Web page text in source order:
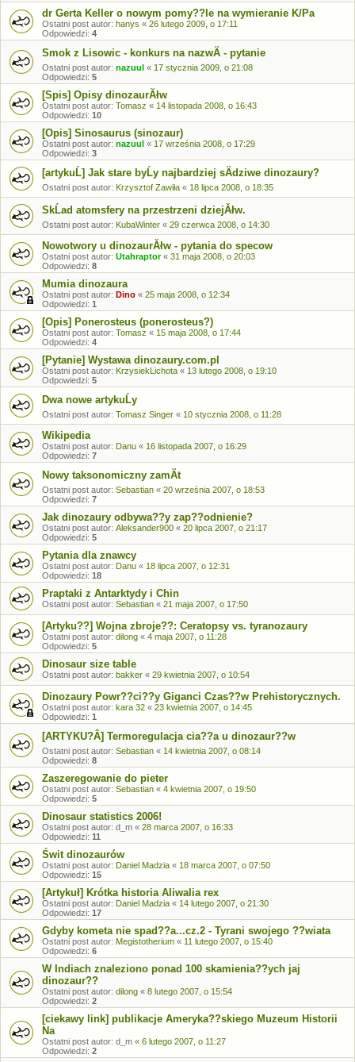
dr Gerta Keller o nowym pomy??le na wymieranie K/Pa
Ostatni post autor: hanys « 26 lutego 2009, o 17:11
Odpowiedzi: 4
Smok z Lisowic - konkurs na nazwÄ - pytanie
Ostatni post autor: nazuul « 17 stycznia 2009, o 21:08
Odpowiedzi: 5
[Spis] Opisy dinozaurĂłw
Ostatni post autor: Tomasz « 14 listopada 2008, o 16:43
Odpowiedzi: 10
[Opis] Sinosaurus (sinozaur)
Ostatni post autor: nazuul « 17 września 2008, o 17:29
Odpowiedzi: 3
[artykuĹ] Jak stare byĹy najbardziej sÄdziwe dinozaury?
Ostatni post autor: Krzysztof Zawiła « 18 lipca 2008, o 18:35
SkĹad atomsfery na przestrzeni dziejĂłw.
Ostatni post autor: KubaWinter « 29 czerwca 2008, o 14:30
Nowotwory u dinozaurĂłw - pytania do specow
Ostatni post autor: Utahraptor« 31 maja 2008, o 20:03
Odpowiedzi: 8
Mumia dinozaura
Ostatni post autor: Dino « 25 maja 2008, o 12:34
Odpowiedzi: 1
[Opis] Ponerosteus (ponerosteus?)
Ostatni post autor: Tomasz « 15 maja 2008, o 17:44
Odpowiedzi: 4
[Pytanie] Wystawa dinozaury.com.pl
Ostatni post autor: KrzysiekLichota « 13 lutego 2008, o 19:10
Odpowiedzi: 5
Dwa nowe artykuĹy
Ostatni post autor: Tomasz Singer « 10 stycznia 2008, o 11:28
Wikipedia
Ostatni post autor: Danu « 16 listopada 2007, o 16:29
Odpowiedzi: 7
Nowy taksonomiczny zamÄt
Ostatni post autor: Sebastian « 20 września 2007, o 18:53
Odpowiedzi: 7
Jak dinozaury odbywa??y zap??odnienie?
Ostatni post autor: Aleksander900 « 20 lipca 2007, o 21:17
Odpowiedzi: 5
Pytania dla znawcy
Ostatni post autor: Danu « 18 lipca 2007, o 12:31
Odpowiedzi: 18
Praptaki z Antarktydy i Chin
Ostatni post autor: Sebastian « 21 maja 2007, o 17:50
[Artyku??] Wojna zbroje??: Ceratopsy vs. tyranozaury
Ostatni post autor: dilong « 4 maja 2007, o 11:28
Odpowiedzi: 5
Dinosaur size table
Ostatni post autor: bakker « 29 kwietnia 2007, o 10:54
Dinozaury Powr??ci??y Giganci Czas??w Prehistorycznych.
Ostatni post autor: kara 32 « 23 kwietnia 2007, o 14:45
Odpowiedzi: 1
[ARTYKU?Â] Termoregulacja cia??a u dinozaur??w
Ostatni post autor: Sebastian « 14 kwietnia 2007, o 08:14
Odpowiedzi: 8
Zaszeregowanie do pieter
Ostatni post autor: Sebastian « 4 kwietnia 2007, o 19:50
Odpowiedzi: 5
Dinosaur statistics 2006!
Ostatni post autor: d_m « 28 marca 2007, o 16:33
Odpowiedzi: 11
Świt dinozaurów
Ostatni post autor: Daniel Madzia « 18 marca 2007, o 07:50
Odpowiedzi: 15
[Artykuł] Krótka historia Aliwalia rex
Ostatni post autor: Daniel Madzia « 14 lutego 2007, o 21:30
Odpowiedzi: 17
Gdyby kometa nie spad??a...cz.2 - Tyrani swojego ??wiata
Ostatni post autor: Megistotherium « 11 lutego 2007, o 15:40
Odpowiedzi: 6
W Indiach znaleziono ponad 100 skamienia??ych jaj
dinozaur??
Ostatni post autor: dilong « 8 lutego 2007, o 15:54
Odpowiedzi: 2
[ciekawy link] publikacje Ameryka??skiego Muzeum Historii
Na
Ostatni post autor: d_m « 6 lutego 2007, o 11:27
Odpowiedzi: 2